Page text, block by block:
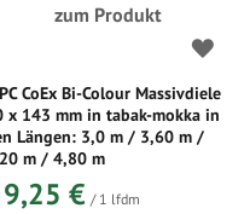
zum Produkt
CoEx Bi-Colour Massivdiele
x 143 mm in tabak-mokka in
Längen: 3,0 m / 3,60 m /
m / 4,80 m
9,25 € / 1 lfdm